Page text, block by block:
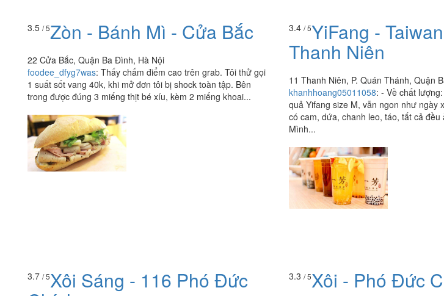
3.5 / 5Zòn - Bánh Mì - Cửa Bắc
22 Cửa Bắc, Quận Ba Đình, Hà Nội
foodee_dfyg7was: Thấy chấm điểm cao trên grab. Tôi thử gọi
1 suất sốt vang 40k, khi mở đơn tôi bị shock toàn tập. Bên
trong được đúng 3 miếng thịt bé xíu, kèm 2 miếng khoai...
3.4 / 5YiFang -
Thanh Niên
11 Thanh Niên, P. Quán Thánh, Quận
khanhhoang05011058: - Về chất
quả Yifang size M, vẫn ngon như ngày
có cam, dứa, chanh leo, táo, tất cả đều
Mình...
Chính
134 Phó đức Chính, Quận Ba Đình, Hà